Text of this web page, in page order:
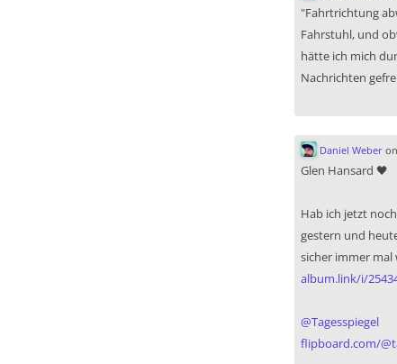
"Fahrtrichtung
Fahrstuhl, und
hätte ich mich
Nachrichten
Daniel Weberon
Glen Hansard 🖤
Hab ich jetzt
gestern und
sicher immer mal
album.link/i/
@Tagesspiegel
flipboard.com/